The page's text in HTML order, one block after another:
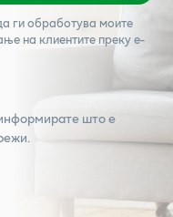
ги обработува моите
на клиентите преку е-
што е